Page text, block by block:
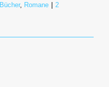
Bücher, Romane | 2